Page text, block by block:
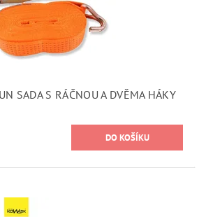
SADA S RÁČNOU A DVĚMA HÁKY